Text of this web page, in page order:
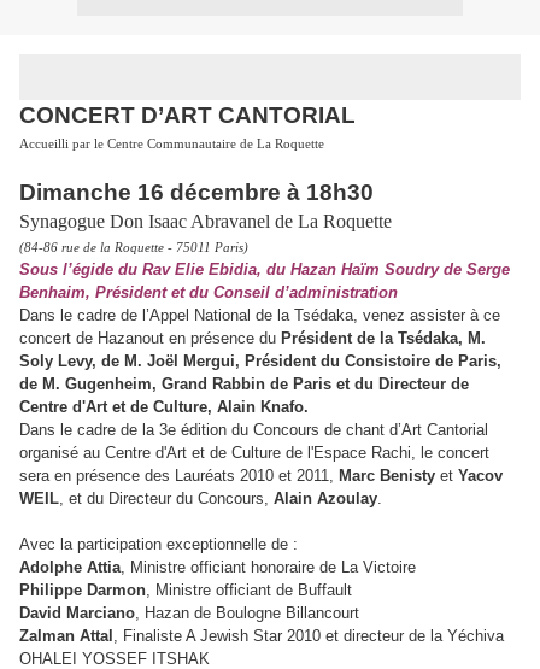
CONCERT D’ART CANTORIAL
Accueilli par le Centre Communautaire de La Roquette
Dimanche 16 décembre à 18h30
Synagogue Don Isaac Abravanel de La Roquette
(84-86 rue de la Roquette - 75011 Paris)
Sous l’égide du Rav Elie Ebidia, du Hazan Haïm Soudry de Serge
Benhaim, Président et du Conseil d’administration
Dans le cadre de l’Appel National de la Tsédaka, venez assister à ce
concert de Hazanout en présence du Président de la Tsédaka, M.
Soly Levy, de M. Joël Mergui, Président du Consistoire de Paris,
de M. Gugenheim, Grand Rabbin de Paris et du Directeur de
Centre d'Art et de Culture, Alain Knafo.
Dans le cadre de la 3e édition du Concours de chant d’Art Cantorial
organisé au Centre d'Art et de Culture de l'Espace Rachi, le concert
sera en présence des Lauréats 2010 et 2011, Marc Benisty et Yacov
WEIL, et du Directeur du Concours, Alain Azoulay.
Avec la participation exceptionnelle de :
Adolphe Attia, Ministre officiant honoraire de La Victoire
Philippe Darmon, Ministre officiant de Buffault
David Marciano, Hazan de Boulogne Billancourt
Zalman Attal , Finaliste A Jewish Star 2010 et directeur de la Yéchiva
OHALEI YOSSEF ITSHAK